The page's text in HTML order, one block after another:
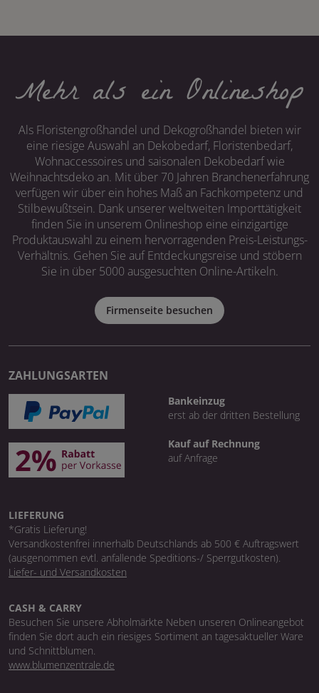
Mehr als ein Onlineshop
Als Floristengroßhandel und Dekogroßhandel bieten wir
eine riesige Auswahl an Dekobedarf, Floristenbedarf,
Wohnaccessoires und saisonalen Dekobedarf wie
Weihnachtsdeko an. Mit über 70 Jahren Branchenerfahrung
verfügen wir über ein hohes Maß an Fachkompetenz und
Stilbewußtsein. Dank unserer weltweiten Importtätigkeit
finden Sie in unserem Onlineshop eine einzigartige
Produktauswahl zu einem hervorragenden Preis-Leistungs-
Verhältnis. Gehen Sie auf Entdeckungsreise und stöbern
Sie in über 5000 ausgesuchten Online-Artikeln.
Firmenseite besuchen
ZAHLUNGSARTEN
Bankeinzug
erst ab der dritten Bestellung
Kauf auf Rechnung
auf Anfrage
LIEFERUNG
*Gratis Lieferung!
Versandkostenfrei innerhalb Deutschlands ab 500 € Auftragswert
(ausgenommen evtl. anfallende Speditions-/ Sperrgutkosten).
Liefer- und Versandkosten
CASH & CARRY
Besuchen Sie unsere Abholmärkte Neben unseren Onlineangebot
finden Sie dort auch ein riesiges Sortiment an tagesaktueller Ware
und Schnittblumen.
www.blumenzentrale.de